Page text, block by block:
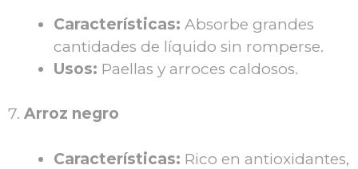
Características: Absorbe grandes
cantidades de líquido sin romperse.
Usos: Paellas y arroces caldosos.
7. Arroz negro
Características: Rico en antioxidantes,